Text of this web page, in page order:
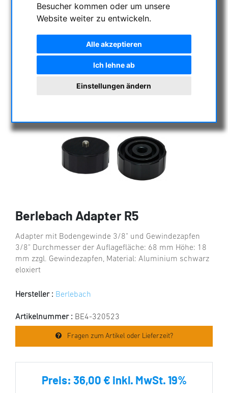
Besucher kommen oder um unsere
Website weiter zu entwickeln.
Alle akzeptieren
Ich lehne ab
Einstellungen ändern
Berlebach Adapter R5
Adapter mit Bodengewinde 3/8" und Gewindezapfen
3/8" Durchmesser der Auflagefläche: 68 mm Höhe: 18
mm zzgl. Gewindezapfen, Material: Aluminium schwarz
eloxiert
Hersteller : Berlebach
Artikelnummer : BE4-320523
Fragen zum Artikel oder Lieferzeit?
Preis: 36,00 € inkl. MwSt. 19%